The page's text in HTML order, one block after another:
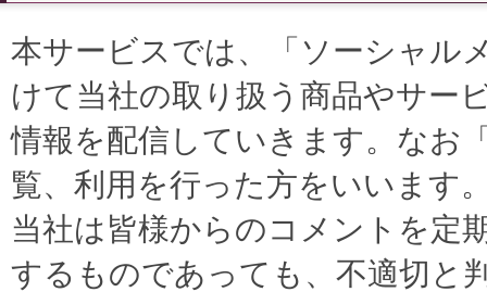
本サービスでは、「ソーシャル
けて当社の取り扱う商品やサー
情報を配信していきます。なお
覧、利用を行った方をいいます
当社は皆様からのコメントを定
するものであっても、不適切と